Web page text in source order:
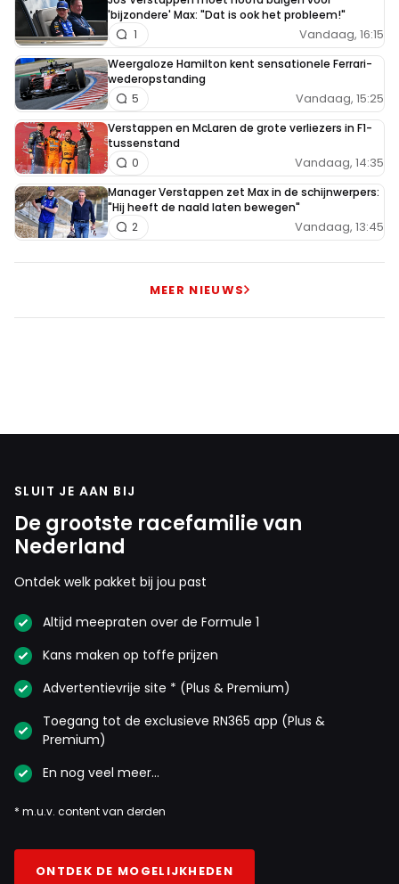
'bijzondere' Max: "Dat is ook het probleem!"
Vandaag, 16:15
1
Weergaloze Hamilton kent sensationele Ferrari-
wederopstanding
Vandaag, 15:25
5
Verstappen en McLaren de grote verliezers in F1-
tussenstand
Vandaag, 14:35
0
Manager Verstappen zet Max in de schijnwerpers:
"Hij heeft de naald laten bewegen"
Vandaag, 13:45
2
MEER NIEUWS
SLUIT JE AAN BIJ
De grootste racefamilie van
Nederland
Ontdek welk pakket bij jou past
Altijd meepraten over de Formule 1
Kans maken op toffe prijzen
Advertentievrije site * (Plus & Premium)
Toegang tot de exclusieve RN365 app (Plus &
Premium)
En nog veel meer…
* m.u.v. content van derden
ONTDEK DE MOGELIJKHEDEN